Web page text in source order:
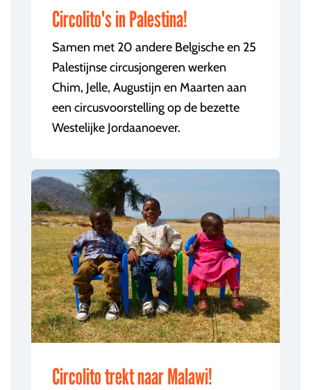
Circolito's in Palestina!
Samen met 20 andere Belgische en 25
Palestijnse circusjongeren werken
Chim, Jelle, Augustijn en Maarten aan
een circusvoorstelling op de bezette
Westelijke Jordaanoever.
Circolito trekt naar Malawi!